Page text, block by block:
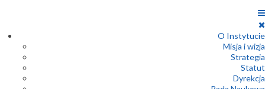
O Instytucie
Misja i wizja
Strategia
Statut
Dyrekcja